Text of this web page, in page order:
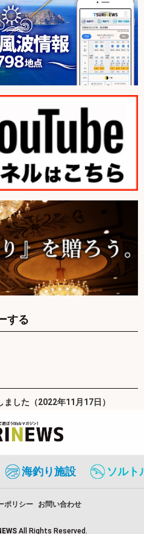
する
した（2022年11月17日）
海釣り施設 ソルト
ポリシー お問い合わせ
All Rights Reserved.